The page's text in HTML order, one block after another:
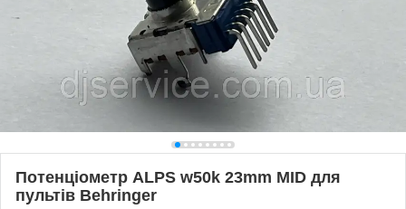
Потенціометр ALPS w50k 23mm MID для
пультів Behringer